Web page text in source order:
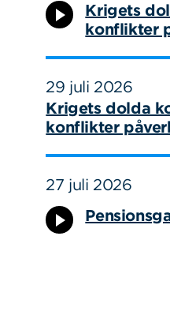
Krigets
konflikter
29 juli 2026
Krigets dolda
konflikter
27 juli 2026